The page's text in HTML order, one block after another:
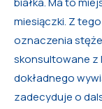
miesiączki. Z
oznaczenia
skonsultowane z
dokładnego
zadecyduje o